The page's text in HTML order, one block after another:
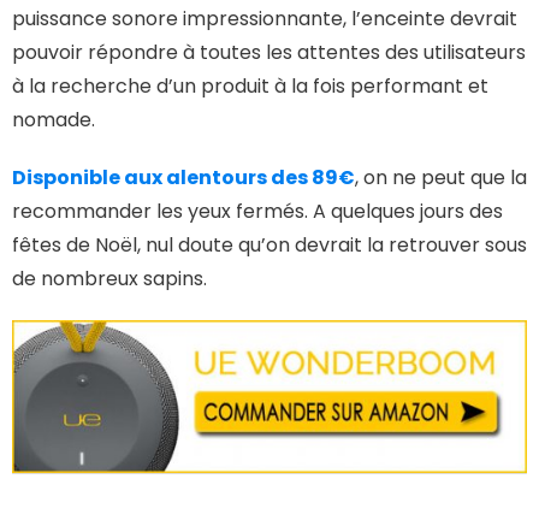
puissance sonore impressionnante, l’enceinte devrait
pouvoir répondre à toutes les attentes des utilisateurs
à la recherche d’un produit à la fois performant et
nomade.
Disponible aux alentours des 89€, on ne peut que la
recommander les yeux fermés. A quelques jours des
fêtes de Noël, nul doute qu’on devrait la retrouver sous
de nombreux sapins.